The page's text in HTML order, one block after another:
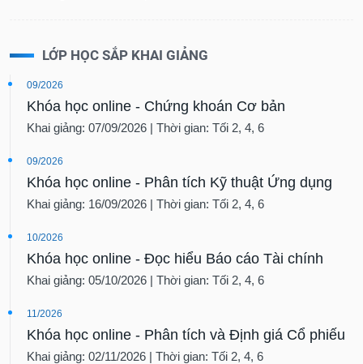
LỚP HỌC SẮP KHAI GIẢNG
09/2026
Khóa học online - Chứng khoán Cơ bản
Khai giảng: 07/09/2026 | Thời gian: Tối 2, 4, 6
09/2026
Khóa học online - Phân tích Kỹ thuật Ứng dụng
Khai giảng: 16/09/2026 | Thời gian: Tối 2, 4, 6
10/2026
Khóa học online - Đọc hiểu Báo cáo Tài chính
Khai giảng: 05/10/2026 | Thời gian: Tối 2, 4, 6
11/2026
Khóa học online - Phân tích và Định giá Cổ phiếu
Khai giảng: 02/11/2026 | Thời gian: Tối 2, 4, 6